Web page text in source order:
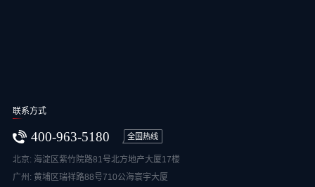
联系方式
400-963-5180 全国热线
北京: 海淀区紫竹院路81号北方地产大厦17楼
广州: 黄埔区瑞祥路88号710公海寰宇大厦